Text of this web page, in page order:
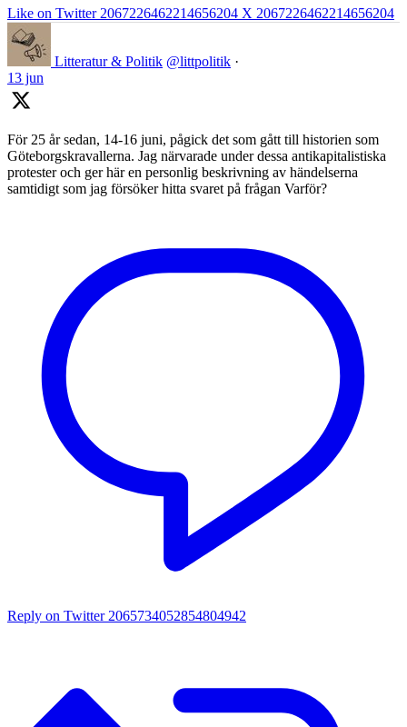
Like on Twitter 2067226462214656204 X 2067226462214656204
Litteratur & Politik @littpolitik ·
13 jun
För 25 år sedan, 14-16 juni, pågick det som gått till historien som
Göteborgskravallerna. Jag närvarade under dessa antikapitalistiska
protester och ger här en personlig beskrivning av händelserna
samtidigt som jag försöker hitta svaret på frågan Varför?
Reply on Twitter 2065734052854804942